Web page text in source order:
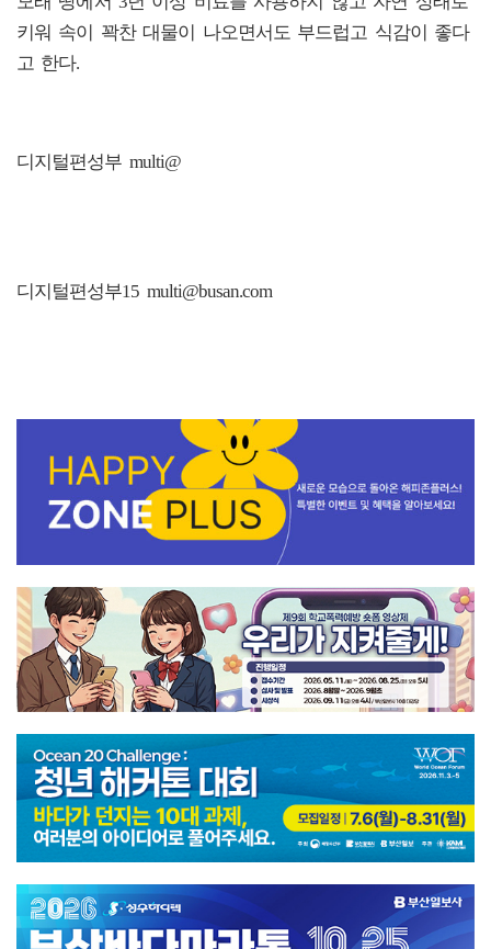
키워 속이 꽉찬 대물이 나오면서도 부드럽고 식감이 좋다
고 한다.
디지털편성부 multi@
디지털편성부15 multi@busan.com